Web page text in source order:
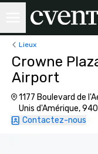
Lieux
Crowne
Airport
1177 Boulevard de
Unis d'Amérique,
Contactez-nous